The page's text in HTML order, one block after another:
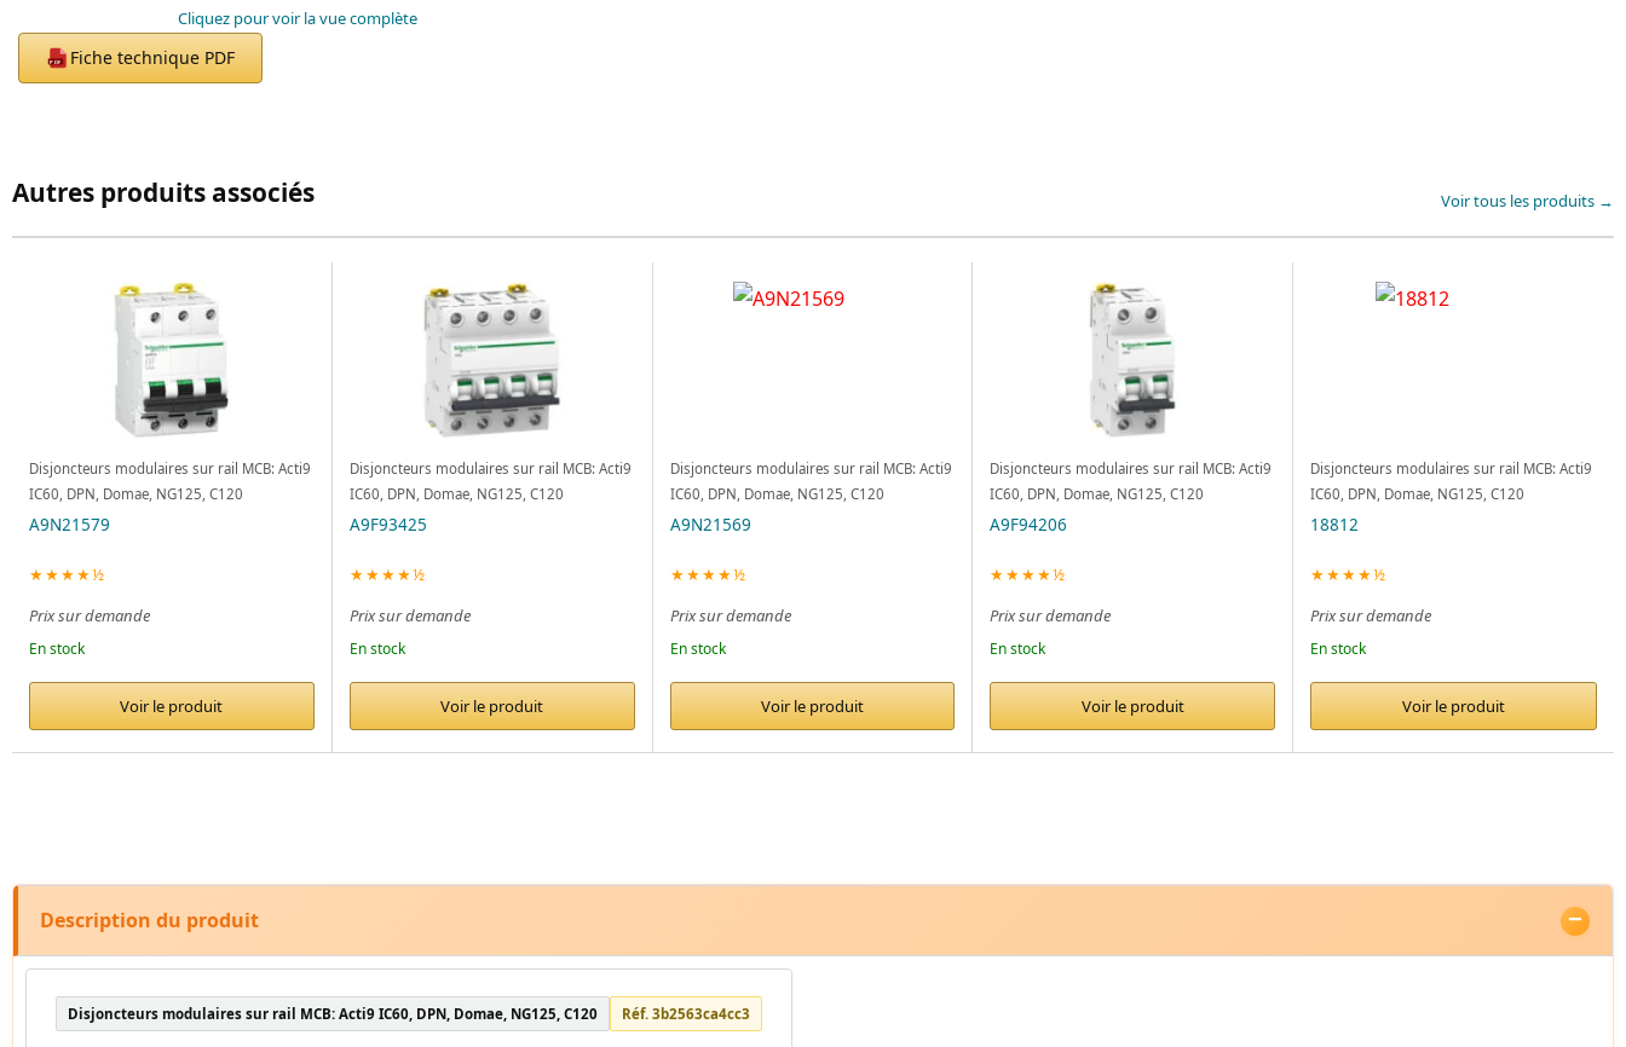
Cliquez pour voir la vue complète
PDF Fiche technique PDF
Autres produits associés Voir tous les produits →
Disjoncteurs modulaires sur rail MCB: Acti9
IC60, DPN, Domae, NG125, C120
A9N21579
★★★★½
Prix sur demande
En stock
Voir le produit
Disjoncteurs modulaires sur rail MCB: Acti9
IC60, DPN, Domae, NG125, C120
A9F93425
★★★★½
Prix sur demande
En stock
Voir le produit
Disjoncteurs modulaires sur rail MCB: Acti9
IC60, DPN, Domae, NG125, C120
A9N21569
★★★★½
Prix sur demande
En stock
Voir le produit
Disjoncteurs modulaires sur rail MCB: Acti9
IC60, DPN, Domae, NG125, C120
A9F94206
★★★★½
Prix sur demande
En stock
Voir le produit
Disjoncteurs modulaires sur rail MCB: Acti9
IC60, DPN, Domae, NG125, C120
18812
★★★★½
Prix sur demande
En stock
Voir le produit
Description du produit
Disjoncteurs modulaires sur rail MCB: Acti9 IC60, DPN, Domae, NG125, C120 Réf. 3b2563ca4cc3